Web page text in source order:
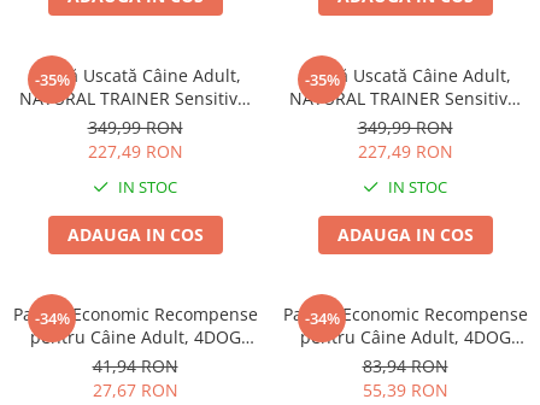
-35%
Hrană Uscată Câine Adult,
NATURAL TRAINER Sensitive,
Fără Gluten, Talie
Medie/Mare, Iepure, 12kg
349,99 RON
227,49 RON
IN STOC
ADAUGA IN COS
-35%
Hrană Uscată Câine Adult,
NATURAL TRAINER Sensitive,
Fără Gluten, Talie
Medie/Mare, Miel, 12kg
349,99 RON
227,49 RON
IN STOC
ADAUGA IN COS
-34%
Pachet Economic Recompense
pentru Câine Adult, 4DOG
GOODIES Trainer, Miel și
Orez, 6x150g
41,94 RON
27,67 RON
-34%
Pachet Economic Recompense
pentru Câine Adult, 4DOG
GOODIES Classic, Jerky
Tenders Pui, 6x100g
83,94 RON
55,39 RON